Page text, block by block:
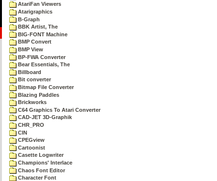
AtariFan Viewers
Atarigraphics
B-Graph
BBK Artist, The
BIG-FONT Machine
BMP Convert
BMP View
BP-FWA Converter
Bear Essentials, The
Billboard
Bit converter
Bitmap File Converter
Blazing Paddles
Brickworks
C64 Graphics To Atari Converter
CAD-JET 3D-Graphik
CHR_PRO
CIN
CPEGview
Cartoonist
Casette Logwriter
Champions' Interlace
Chaos Font Editor
Character Font